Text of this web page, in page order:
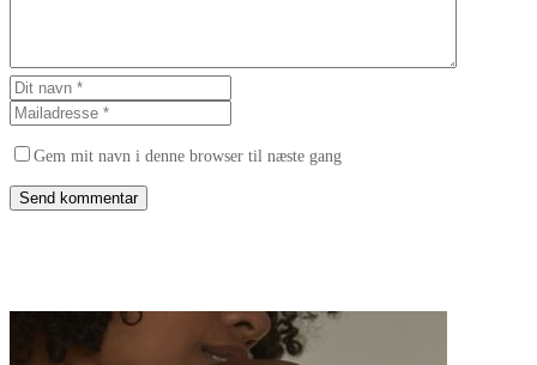
Gem mit navn i denne browser til næste gang